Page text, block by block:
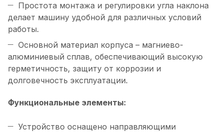
Простота монтажа и регулировки угла наклона
делает машину удобной для различных условий
работы.
Основной материал корпуса – магниево-
алюминиевый сплав, обеспечивающий высокую
герметичность, защиту от коррозии и
долговечность эксплуатации.
Функциональные элементы:
Устройство оснащено направляющими